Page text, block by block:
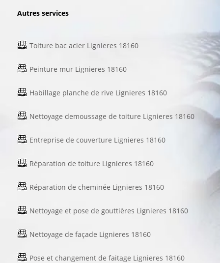
Autres services
Toiture bac acier Lignieres 18160
Peinture mur Lignieres 18160
Habillage planche de rive Lignieres 18160
Nettoyage demoussage de toiture Lignieres 18160
Entreprise de couverture Lignieres 18160
Réparation de toiture Lignieres 18160
Réparation de cheminée Lignieres 18160
Nettoyage et pose de gouttières Lignieres 18160
Nettoyage de façade Lignieres 18160
Pose et changement de faitage Lignieres 18160